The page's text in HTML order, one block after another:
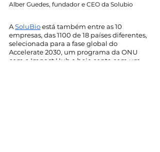
Alber Guedes, fundador e CEO da Solubio
A SoluBio está também entre as 10
empresas, das 1100 de 18 países diferentes,
selecionada para a fase global do
Accelerate 2030, um programa da ONU
com o Impact Hub e hoje conta com um